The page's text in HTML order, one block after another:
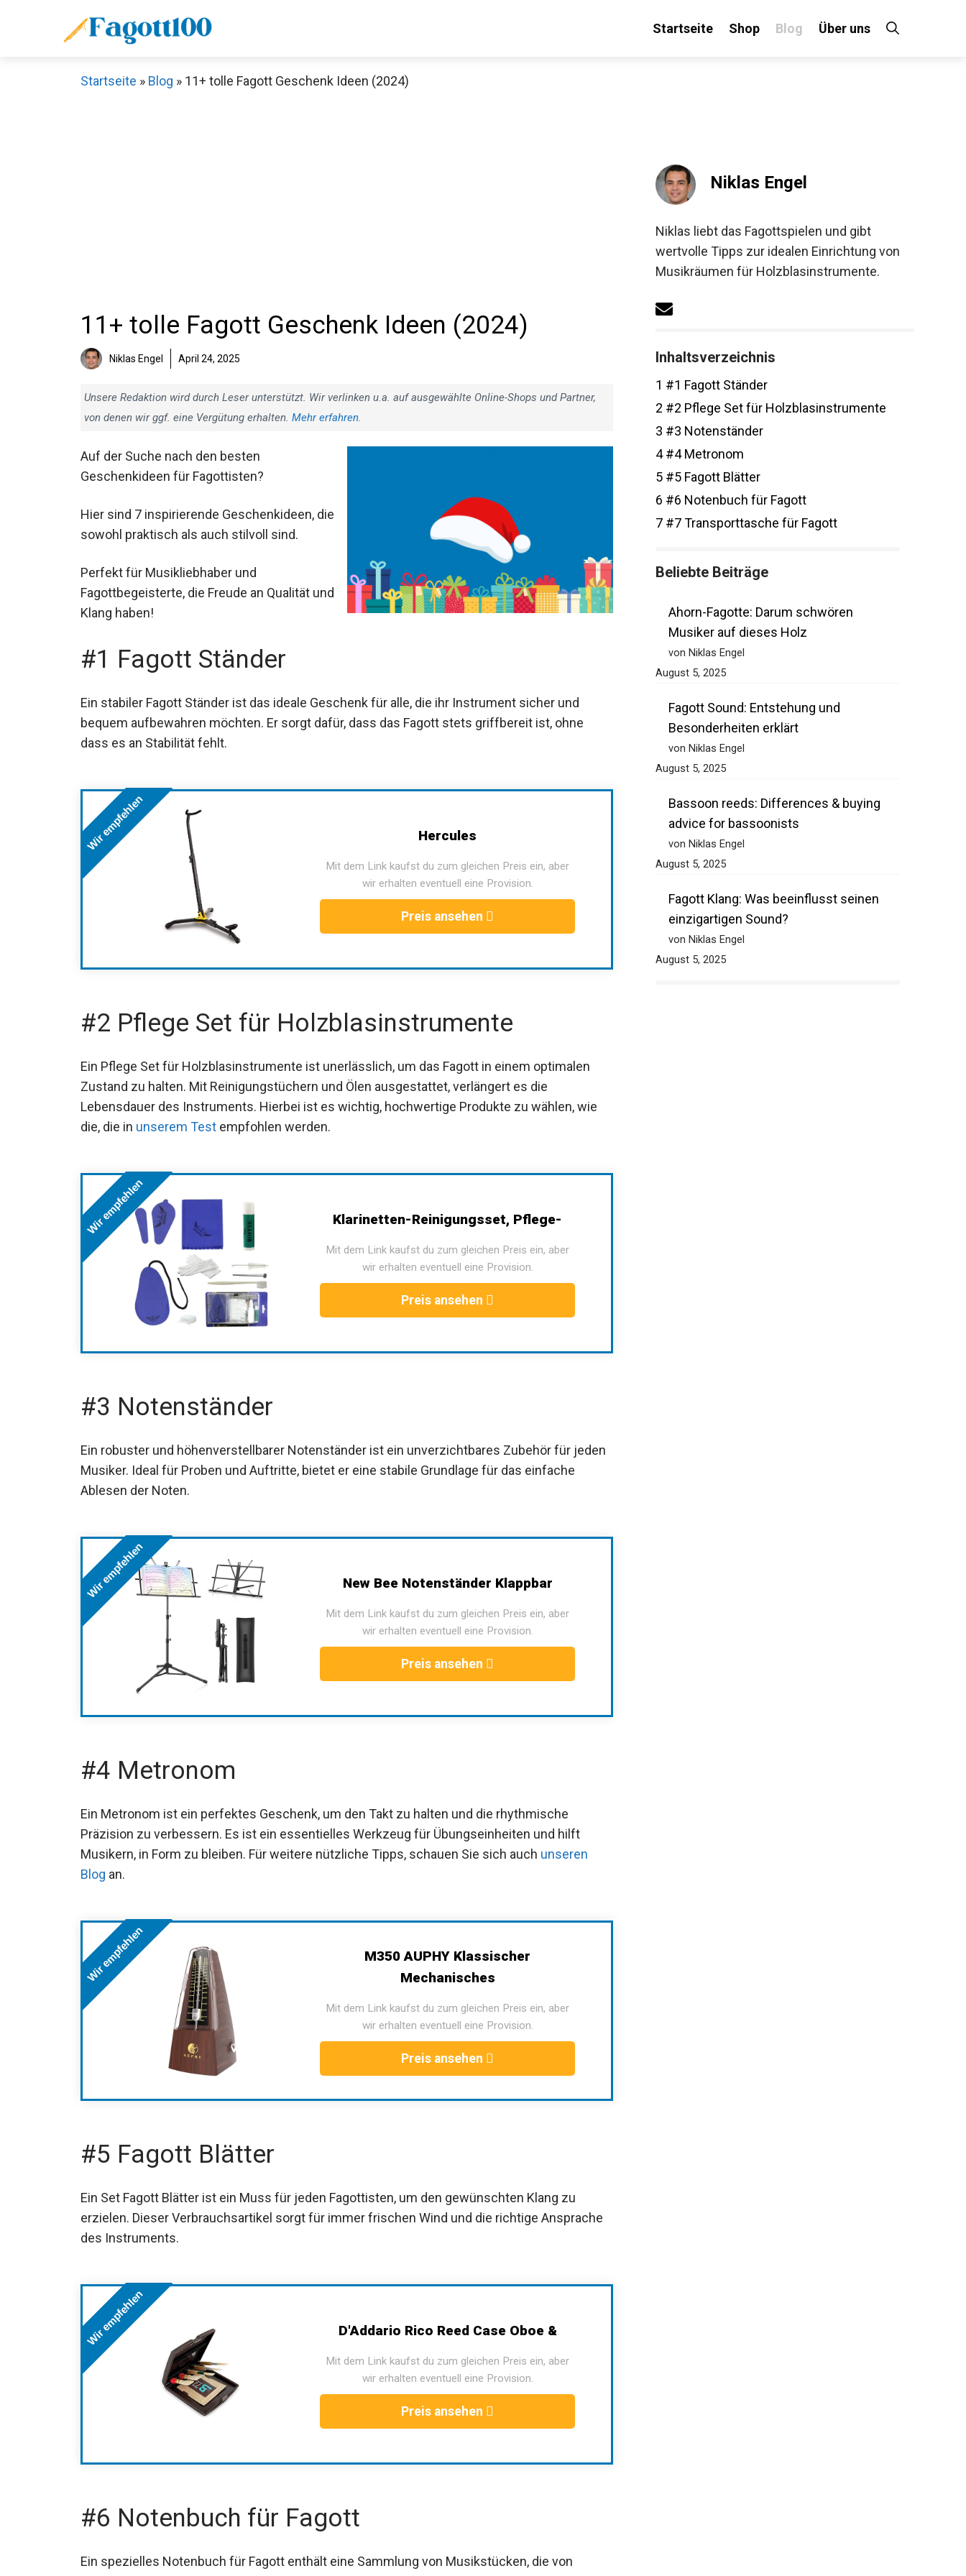
Startseite Shop Blog Über uns
Startseite » Blog » 11+ tolle Fagott Geschenk Ideen (2024)
11+ tolle Fagott Geschenk Ideen (2024)
Niklas Engel April 24, 2025
Unsere Redaktion wird durch Leser unterstützt. Wir verlinken u.a. auf ausgewählte Online-Shops und Partner,
von denen wir ggf. eine Vergütung erhalten. Mehr erfahren.
Auf der Suche nach den besten
Geschenkideen für Fagottisten?
Hier sind 7 inspirierende Geschenkideen,
die sowohl praktisch als auch stilvoll sind.
Perfekt für Musikliebhaber und
Fagottbegeisterte, die Freude an Qualität
und Klang haben!
#1 Fagott Ständer
Ein stabiler Fagott Ständer ist das ideale Geschenk für alle, die ihr Instrument sicher und
bequem aufbewahren möchten. Er sorgt dafür, dass das Fagott stets griffbereit ist, ohne
dass es an Stabilität fehlt.
Wir empfehlen Hercules
Mit dem Link kaufst du zum gleichen Preis ein, aber
wir erhalten eventuell eine Provision.
Preis ansehen
#2 Pflege Set für Holzblasinstrumente
Ein Pflege Set für Holzblasinstrumente ist unerlässlich, um das Fagott in einem optimalen
Zustand zu halten. Mit Reinigungstüchern und Ölen ausgestattet, verlängert es die
Lebensdauer des Instruments. Hierbei ist es wichtig, hochwertige Produkte zu wählen, wie
die, die in unserem Test empfohlen werden.
Wir empfehlen Klarinetten-Reinigungsset, Pflege-
Mit dem Link kaufst du zum gleichen Preis ein, aber
wir erhalten eventuell eine Provision.
Preis ansehen
#3 Notenständer
Ein robuster und höhenverstellbarer Notenständer ist ein unverzichtbares Zubehör für
jeden Musiker. Ideal für Proben und Auftritte, bietet er eine stabile Grundlage für das
einfache Ablesen der Noten.
Wir empfehlen New Bee Notenständer Klappbar
Mit dem Link kaufst du zum gleichen Preis ein, aber
wir erhalten eventuell eine Provision.
Preis ansehen
#4 Metronom
Ein Metronom ist ein perfektes Geschenk, um den Takt zu halten und die rhythmische
Präzision zu verbessern. Es ist ein essentielles Werkzeug für Übungseinheiten und hilft
Musikern, in Form zu bleiben. Für weitere nützliche Tipps, schauen Sie sich auch unseren
Blog an.
Wir empfehlen
M350 AUPHY Klassischer
Mechanisches
Mit dem Link kaufst du zum gleichen Preis ein, aber
wir erhalten eventuell eine Provision.
Preis ansehen
#5 Fagott Blätter
Ein Set Fagott Blätter ist ein Muss für jeden Fagottisten, um den gewünschten Klang zu
erzielen. Dieser Verbrauchsartikel sorgt für immer frischen Wind und die richtige Ansprache
des Instruments.
Wir empfehlen D'Addario Rico Reed Case Oboe &
Mit dem Link kaufst du zum gleichen Preis ein, aber
wir erhalten eventuell eine Provision.
Preis ansehen
#6 Notenbuch für Fagott
Ein spezielles Notenbuch für Fagott enthält eine Sammlung von Musikstücken, die von
Niklas Engel
Niklas liebt das Fagottspielen und gibt
wertvolle Tipps zur idealen Einrichtung von
Musikräumen für Holzblasinstrumente.
Inhaltsverzeichnis
#1 Fagott Ständer
#2 Pflege Set für Holzblasinstrumente
#3 Notenständer
#4 Metronom
#5 Fagott Blätter
#6 Notenbuch für Fagott
#7 Transporttasche für Fagott
Beliebte Beiträge
Ahorn-Fagotte: Darum schwören
Musiker auf dieses Holz
von Niklas Engel
August 5, 2025
Fagott Sound: Entstehung und
Besonderheiten erklärt
von Niklas Engel
August 5, 2025
Bassoon reeds: Differences & buying
advice for bassoonists
von Niklas Engel
August 5, 2025
Fagott Klang: Was beeinflusst seinen
einzigartigen Sound?
von Niklas Engel
August 5, 2025